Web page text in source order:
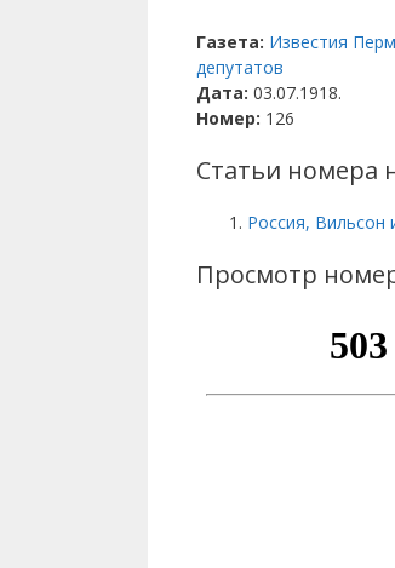
Газета: Известия
депутатов
Дата: 03.07.1918.
Номер: 126
Статьи номера
Россия, Вильсон
Просмотр